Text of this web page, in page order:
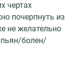
чертах
почерпнуть из
не желательно
болен/